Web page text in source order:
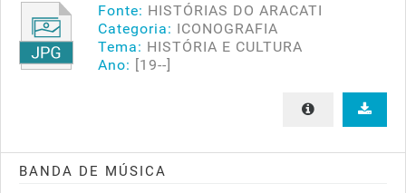
Fonte: HISTÓRIAS DO ARACATI
Categoria: ICONOGRAFIA
Tema: HISTÓRIA E CULTURA
Ano: [19--]
BANDA DE MÚSICA